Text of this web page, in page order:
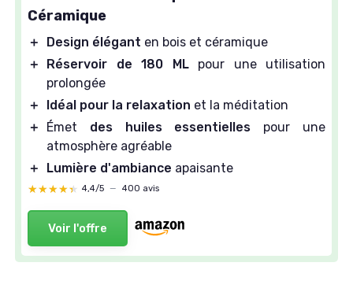
Céramique
＋ Design élégant en bois et céramique
＋
Réservoir de 180 MLpour une utilisation
prolongée
＋
Idéal pour la relaxation et la méditation
＋
Émet des huiles essentielles pour une
atmosphère agréable
＋
Lumière d'ambiance apaisante
★★★★★
★★★★★ 4,4/5 — 400 avis
Voir l'offre